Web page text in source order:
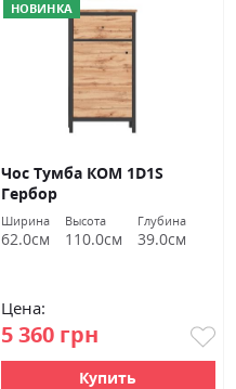
НОВИНКА
Чос Тумба КОМ 1D1S
Гербор
Ширина
62.0см
Высота
110.0см
Глубина
39.0см
Цена:
5 360 грн
Купить